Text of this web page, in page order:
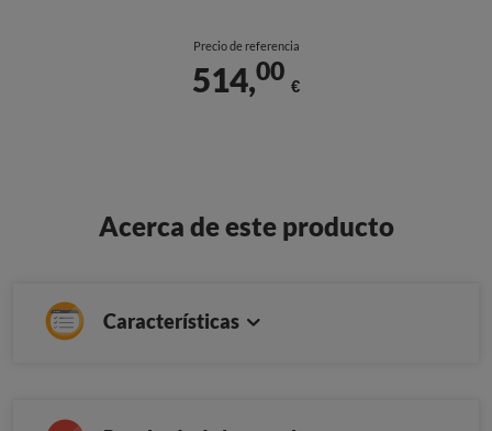
Precio de referencia
514,00
€
Acerca de este producto
Características